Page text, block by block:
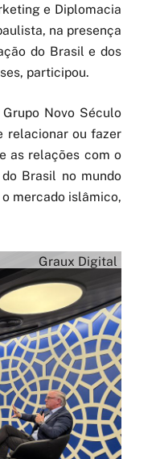
e Diplomacia
na presença
do Brasil e dos
participou.
Novo Século
relacionar ou fazer
as relações com o
Brasil no mundo
mercado islâmico,
Graux Digital